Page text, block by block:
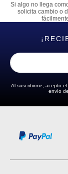
Si algo no llega
solicita cambio o
Al suscribirme, acepto el
envío